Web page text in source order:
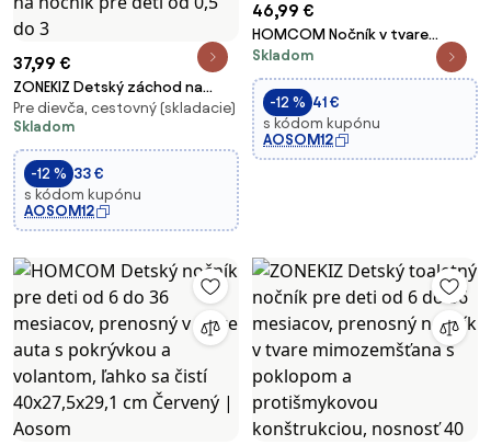
37,99 €
ZONEKIZ Detský záchod na
tréning toalety s dizajnom líšky,
detský záchod so spätným
operadlom a odnímateľnou
rukoväťou na nočník pre deti
od 0,5 do 3
Pre dievča, cestovný (skladacie)
Skladom
-12 % 33 €
s kódom kupónu
AOSOM12
46,99 €
HOMCOM Nočník v tvare
hrocha 2 v 1 s odnímateľným
nočníkom a toaletným
štetcom, do 25 kg, 40x30x23
cm, modrý | Aosom
Skladom
-12 % 41 €
s kódom kupónu
AOSOM12